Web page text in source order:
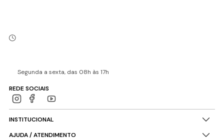
Segunda a sexta, das 08h às 17h
REDE SOCIAIS
INSTITUCIONAL
AJUDA / ATENDIMENTO